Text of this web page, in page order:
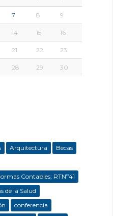
7 8 9
14 15 16
21 22 23
28 29 30
Arquitectura
Becas
Contables; RTNº41
de la Salud
conferencia